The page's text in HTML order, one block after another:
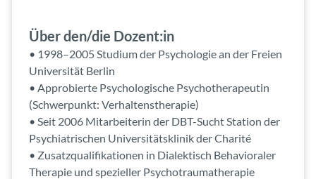
Über den/die Dozent:in
• 1998–2005 Studium der Psychologie an der Freien
Universität Berlin
• Approbierte Psychologische Psychotherapeutin
(Schwerpunkt: Verhaltenstherapie)
• Seit 2006 Mitarbeiterin der DBT-Sucht Station der
Psychiatrischen Universitätsklinik der Charité
• Zusatzqualifikationen in Dialektisch Behavioraler
Therapie und spezieller Psychotraumatherapie